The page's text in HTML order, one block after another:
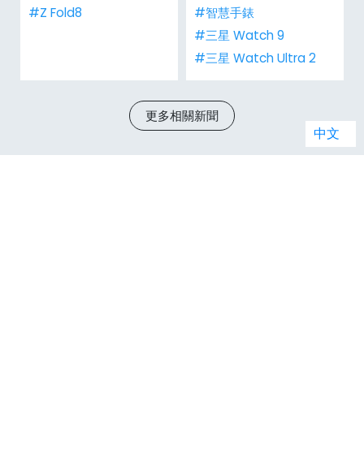
#Z Fold8
#智慧手錶
#三星 Watch 9
#三星 Watch Ultra 2
更多相關新聞
中文